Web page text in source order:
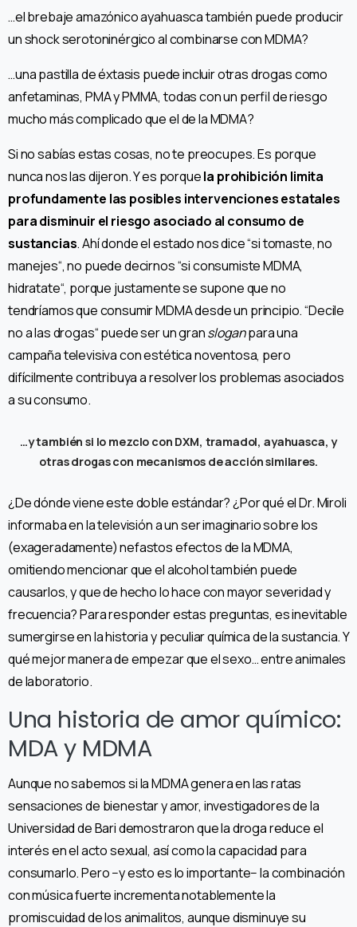
…el brebaje amazónico ayahuasca también puede producir
un shock serotoninérgico al combinarse con MDMA?
…una pastilla de éxtasis puede incluir otras drogas como
anfetaminas, PMA y PMMA, todas con un perfil de riesgo
mucho más complicado que el de la MDMA?
Si no sabías estas cosas, no te preocupes. Es porque
nunca nos las dijeron. Y es porquela prohibición limita
profundamente las posibles intervenciones estatales
para disminuir el riesgo asociado al consumo de
sustancias. Ahí donde el estado nos dice “si tomaste, no
manejes“, no puede decirnos “si consumiste MDMA,
hidratate“, porque justamente se supone que no
tendríamos que consumir MDMA desde un principio. “Decile
no a las drogas“ puede ser un gransloganpara una
campaña televisiva con estética noventosa, pero
difícilmente contribuya a resolver los problemas asociados
a su consumo.
…y también si lo mezclo con DXM, tramadol, ayahuasca, y
otras drogas con mecanismos de acción similares.
¿De dónde viene este doble estándar? ¿Por qué el Dr. Miroli
informaba en la televisión a un ser imaginario sobre los
(exageradamente) nefastos efectos de la MDMA,
omitiendo mencionar que el alcohol también puede
causarlos, y que de hecho lo hace con mayor severidad y
frecuencia? Para responder estas preguntas, es inevitable
sumergirse en la historia y peculiar química de la sustancia. Y
qué mejor manera de empezar que el sexo… entre animales
de laboratorio.
Una historia de amor químico:
MDA y MDMA
Aunque no sabemos si la MDMA genera en las ratas
sensaciones de bienestar y amor, investigadores de la
Universidad de Bari demostraron que la droga reduce el
interés en el acto sexual, así como la capacidad para
consumarlo. Pero −y esto es lo importante− la combinación
con música fuerte incrementa notablemente la
promiscuidad de los animalitos, aunque disminuye su